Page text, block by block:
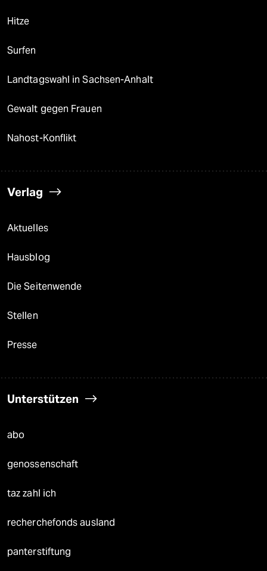
Hitze
Surfen
Landtagswahl in Sachsen-Anhalt
Gewalt gegen Frauen
Nahost-Konflikt
Verlag
Aktuelles
Hausblog
Die Seitenwende
Stellen
Presse
Unterstützen
abo
genossenschaft
taz zahl ich
recherchefonds ausland
panterstiftung